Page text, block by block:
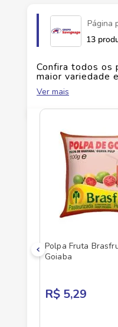
Fabricante
EAN
Id do produto
Página
13
Confira todos os
maior variedade
No Savegnago,
Ver mais
Polpa Fruta
Goiaba
R$ 5,29